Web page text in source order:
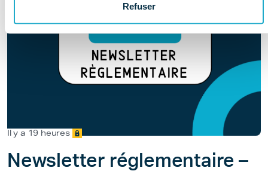
Refuser
Il y a 19 heures
Newsletter réglementaire –